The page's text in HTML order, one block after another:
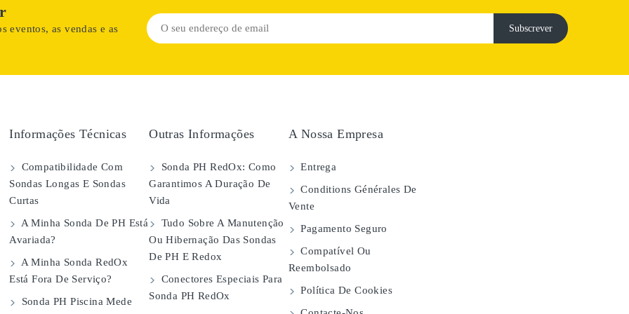
eventos, as vendas e as
Informações Técnicas
Compatibilidade Com
Sondas Longas E Sondas
Curtas
A Minha Sonda De PH Está
Avariada?
A Minha Sonda RedOx
Está Fora De Serviço?
Sonda PH Piscina Mede
Outras Informações
Sonda PH RedOx: Como
Garantimos A Duração De
Vida
Tudo Sobre A Manutenção
Ou Hibernação Das Sondas
De PH E Redox
Conectores Especiais Para
Sonda PH RedOx
A Nossa Empresa
Entrega
Conditions Générales De
Vente
Pagamento Seguro
Compatível Ou
Reembolsado
Política De Cookies